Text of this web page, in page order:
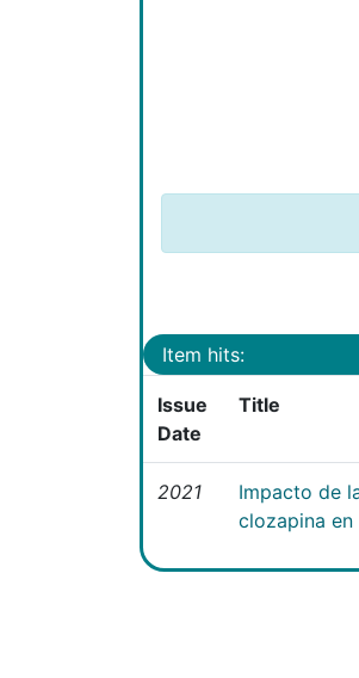
Item hits:
Issue
Date
Title
2021
Impacto de
clozapina